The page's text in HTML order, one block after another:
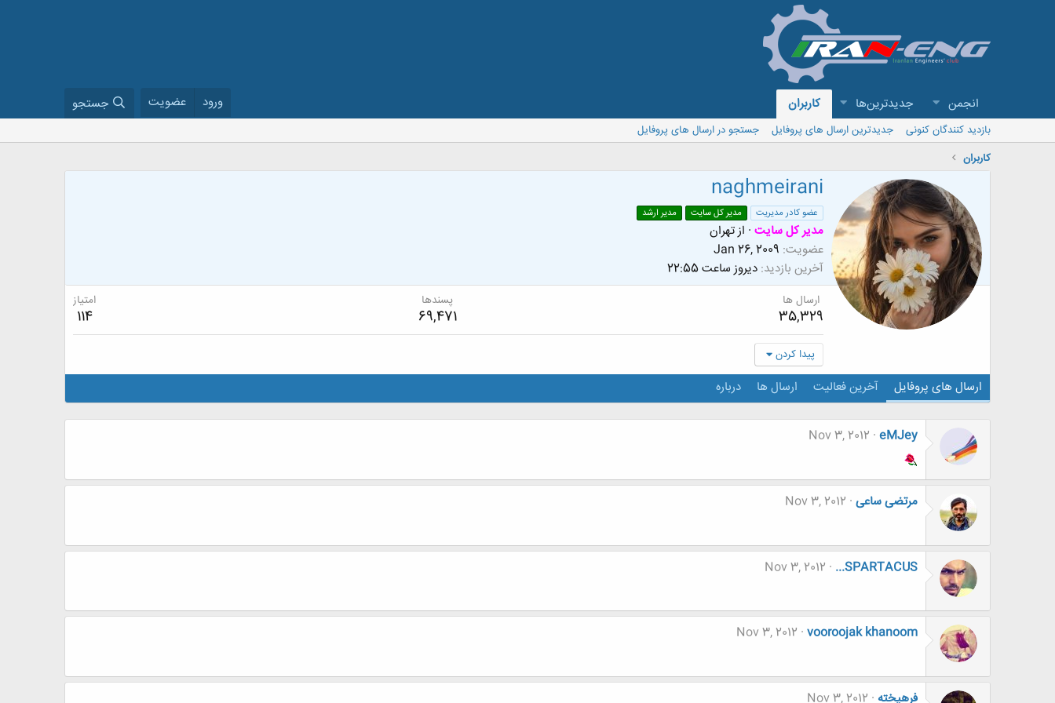
انجمن جدیدترین‌ها کاربران ورود عضویت جستجو
بازدید کنندگان کنونی جدیدترین ارسال های پروفایل
جستجو در ارسال های پروفایل
کاربران
naghmeirani
عضو کادر مدیریت مدیر کل سایت مدیر ارشد
مدیر کل سایت · ازتهران
عضویت Jan 26, 2009
آخرین بازدید دیروز ساعت 22:55
ارسال ها
35,329
پسندها
69,471
امتیاز
114
پیدا کردن
ارسال های پروفایل آخرین فعالیت ارسال ها درباره
eMJey
Nov 3, 2012
مرتضی ساعی Nov 3, 2012
...SPARTACUS
Nov 3, 2012
vooroojak khanoom
Nov 3, 2012
فرهيخته Nov 3, 2012